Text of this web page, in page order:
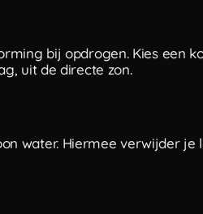
bij opdrogen. Kies een
uit de directe zon.
water. Hiermee verwijder je